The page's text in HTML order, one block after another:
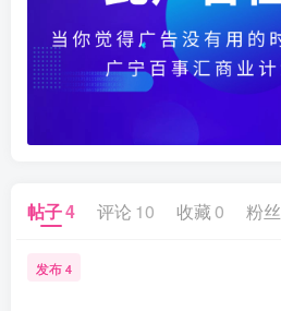
帖子4 评论 10 收藏 0 粉丝
发布 4